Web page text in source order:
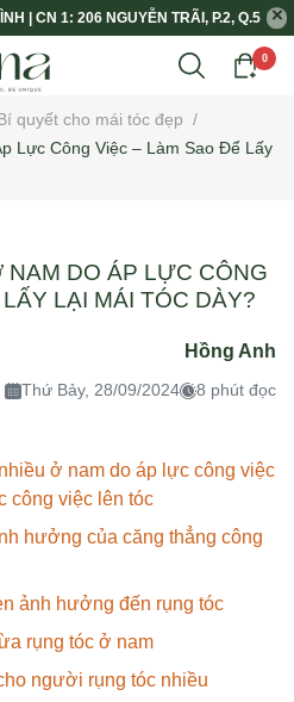
| CN 1: 206 NGUYỄN TRÃI, P.2, Q.5
0
quyết cho mái tóc đẹp /
Lực Công Việc – Làm Sao Để Lấy
NAM DO ÁP LỰC CÔNG
LẠI MÁI TÓC DÀY?
Hồng Anh
Thứ Bảy, 28/09/2024 8 phút đọc
ở nam do áp lực công việc
công việc lên tóc
hưởng của căng thẳng công
ảnh hưởng đến rụng tóc
rụng tóc ở nam
người rụng tóc nhiều